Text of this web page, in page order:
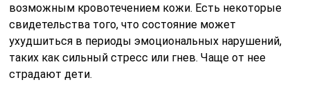
возможным кровотечением кожи. Есть некоторые
свидетельства того, что состояние может
ухудшиться в периоды эмоциональных нарушений,
таких как сильный стресс или гнев. Чаще от нее
страдают дети.